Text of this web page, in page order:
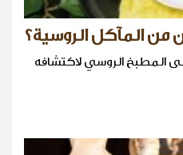
المآكل الروسية؟
المطبخ الروسي لاكتشافه